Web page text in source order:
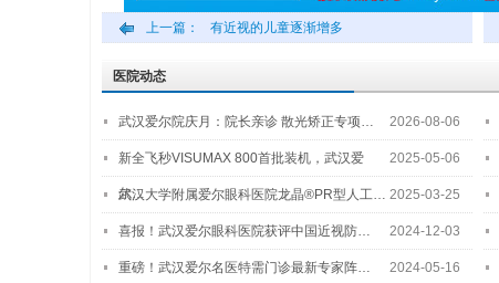
上一篇： 有近视的儿童逐渐增多
医院动态
武汉爱尔院庆月：院长亲诊 散光矫正专项… 2026-08-06
新全飞秒VISUMAX 800首批装机，武汉爱
尔…
2025-05-06
武汉大学附属爱尔眼科医院龙晶®PR型人工… 2025-03-25
喜报！武汉爱尔眼科医院获评中国近视防… 2024-12-03
重磅！武汉爱尔名医特需门诊最新专家阵… 2024-05-16